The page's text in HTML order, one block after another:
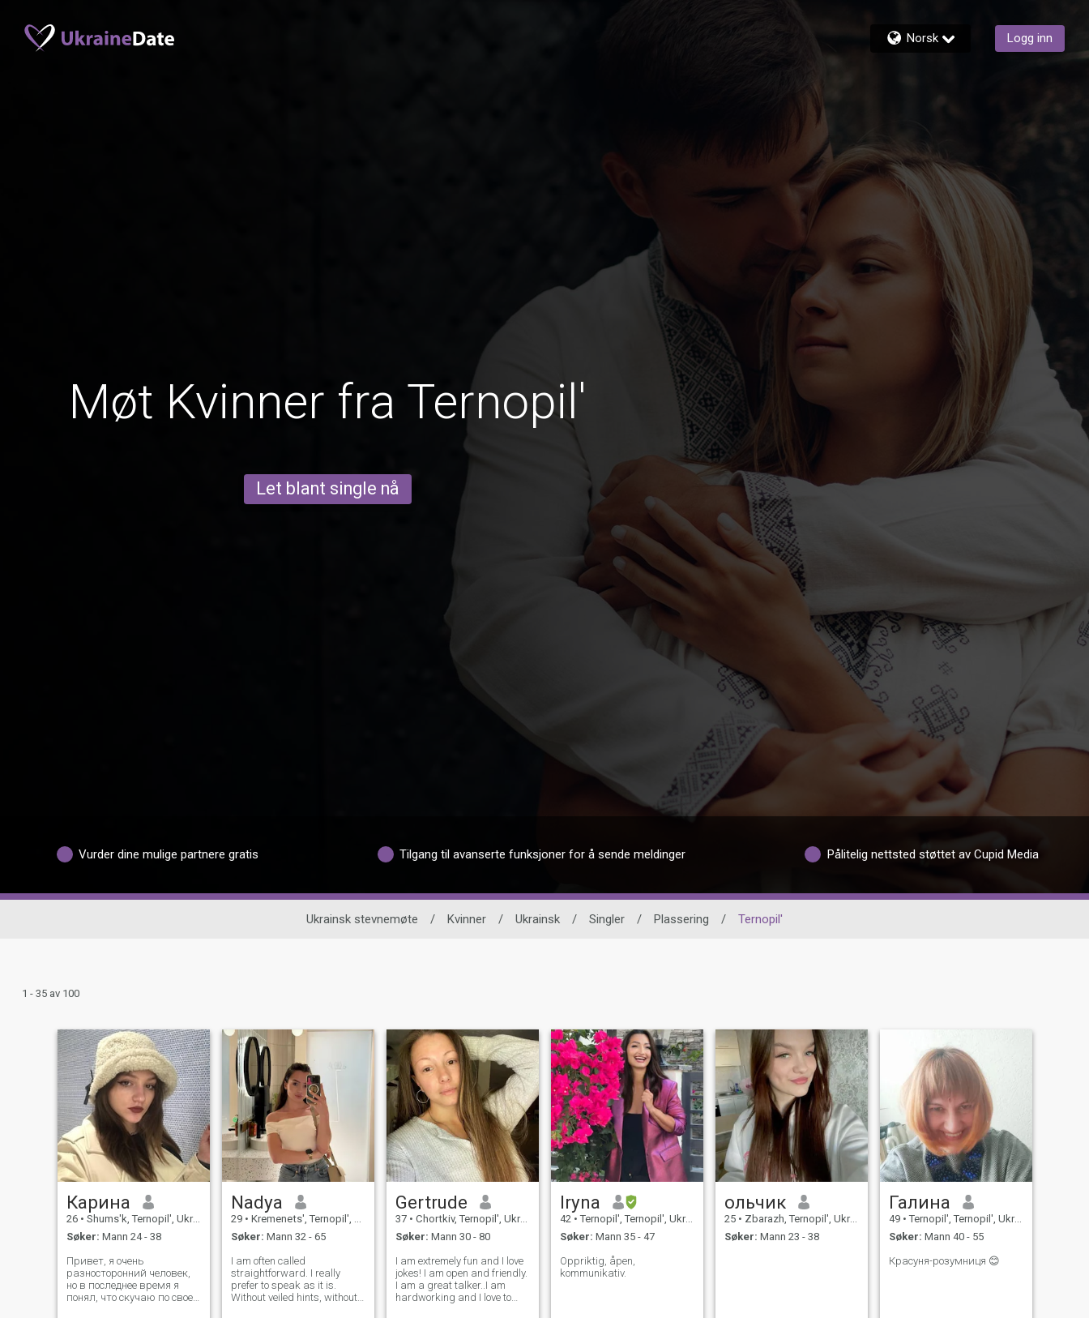
Norsk Logg inn
Møt Kvinner fra Ternopil'
Let blant single nå
Vurder dine mulige partnere gratis Tilgang til avanserte funksjoner for å sende meldinger Pålitelig nettsted støttet av Cupid Media
Ukrainsk stevnemøte / Kvinner / Ukrainsk / Singler / Plassering / Ternopil'
1 - 35 av 100
Карина
26 • Shums'k, Ternopil', Ukraina
Søker: Mann 24 - 38
Привет, я очень
разносторонний человек,
но в последнее время я
понял, что скучаю по своей
Nadya
29 • Kremenets', Ternopil', Ukraina
Søker: Mann 32 - 65
I am often called
straightforward. I really
prefer to speak as it is.
Without veiled hints, without
Gertrude
37 • Chortkiv, Ternopil', Ukraina
Søker: Mann 30 - 80
I am extremely fun and I love
jokes! I am open and friendly.
I am a great talker..I am
hardworking and I love to
Iryna
42 • Ternopil', Ternopil', Ukraina
Søker: Mann 35 - 47
Oppriktig, åpen,
kommunikativ.
ольчик
25 • Zbarazh, Ternopil', Ukraina
Søker: Mann 23 - 38
Галина
49 • Ternopil', Ternopil', Ukraina
Søker: Mann 40 - 55
Красуня-розумниця 😊